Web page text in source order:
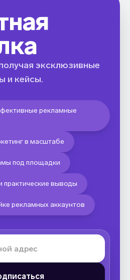
эксклюзивные
и кейсы.
рекламные
в масштабе
под площадки
практические выводы
рекламных аккаунтов